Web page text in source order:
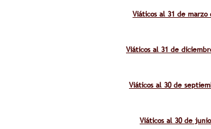
Viáticos al 31 de marzo
Viáticos al 31 de
Viáticos al 30 de
Viáticos al 30 de